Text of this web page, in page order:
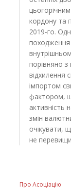
кордону та
2019-го.
походження
порівняно
відхилення
імпортом
фактором,
активність
змін
очікувати,
не
Про Асоціацію